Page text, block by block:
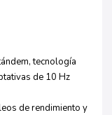
tecnología
de 10 Hz
de rendimiento y